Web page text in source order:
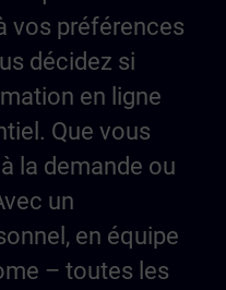
vos préférences
décidez si
en ligne
Que vous
la demande ou
un
en équipe
– toutes les